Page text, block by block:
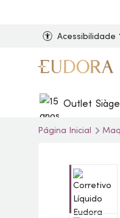
Acessibilidade
Outlet Siàge
Página Inicial